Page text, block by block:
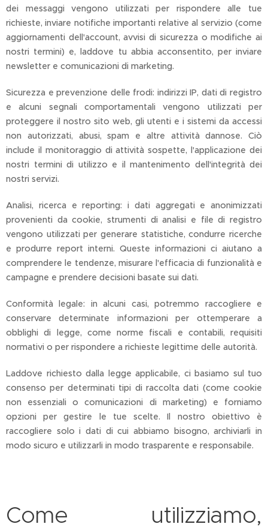
dei messaggi vengono utilizzati per rispondere alle tue
richieste, inviare notifiche importanti relative al servizio (come
aggiornamenti dell'account, avvisi di sicurezza o modifiche ai
nostri termini) e, laddove tu abbia acconsentito, per inviare
newsletter e comunicazioni di marketing.
Sicurezza e prevenzione delle frodi: indirizzi IP, dati di registro
e alcuni segnali comportamentali vengono utilizzati per
proteggere il nostro sito web, gli utenti e i sistemi da accessi
non autorizzati, abusi, spam e altre attività dannose. Ciò
include il monitoraggio di attività sospette, l'applicazione dei
nostri termini di utilizzo e il mantenimento dell'integrità dei
nostri servizi.
Analisi, ricerca e reporting: i dati aggregati e anonimizzati
provenienti da cookie, strumenti di analisi e file di registro
vengono utilizzati per generare statistiche, condurre ricerche
e produrre report interni. Queste informazioni ci aiutano a
comprendere le tendenze, misurare l'efficacia di funzionalità e
campagne e prendere decisioni basate sui dati.
Conformità legale: in alcuni casi, potremmo raccogliere e
conservare determinate informazioni per ottemperare a
obblighi di legge, come norme fiscali e contabili, requisiti
normativi o per rispondere a richieste legittime delle autorità.
Laddove richiesto dalla legge applicabile, ci basiamo sul tuo
consenso per determinati tipi di raccolta dati (come cookie
non essenziali o comunicazioni di marketing) e forniamo
opzioni per gestire le tue scelte. Il nostro obiettivo è
raccogliere solo i dati di cui abbiamo bisogno, archiviarli in
modo sicuro e utilizzarli in modo trasparente e responsabile.
Come utilizziamo,